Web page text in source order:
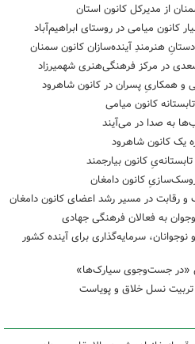
از مدیرکل کانون استان
کانون میامی در روستای ابراهیم‌آباد
هنرمندِ آینده‌سازان کانون سمنان
در مرکز فرهنگی‌هنری شهمیرزاد
و همکاریِ پسران در کانون شاهرود
کانون میامی
به صدا در می‌آیند
یک کانون شاهرود
کانون بیارجمند
کانون دامغان
و رقابت در مسیر رشد اعضای کانون دامغان
به فعالان فرهنگی جهادی
سرمایه‌گذاری برای آینده کشور
«در جست‌وجوی سیارک‌ها»
تربیت نسل خلاق و پویاست